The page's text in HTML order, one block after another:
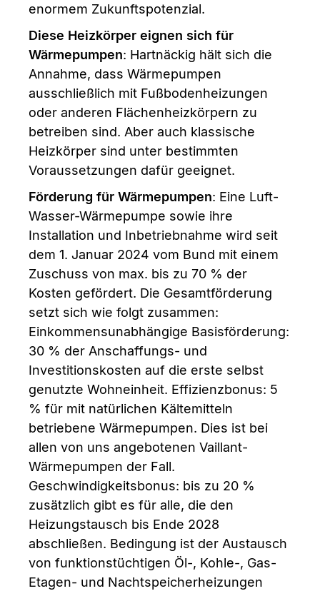
enormem Zukunftspotenzial.
Diese Heizkörper eignen sich für
Wärmepumpen: Hartnäckig hält sich die
Annahme, dass Wärmepumpen
ausschließlich mit Fußbodenheizungen
oder anderen Flächenheizkörpern zu
betreiben sind. Aber auch klassische
Heizkörper sind unter bestimmten
Voraussetzungen dafür geeignet.
Förderung für Wärmepumpen: Eine Luft-
Wasser-Wärmepumpe sowie ihre
Installation und Inbetriebnahme wird seit
dem 1. Januar 2024 vom Bund mit einem
Zuschuss von max. bis zu 70 % der
Kosten gefördert. Die Gesamtförderung
setzt sich wie folgt zusammen:
Einkommensunabhängige Basisförderung:
30 % der Anschaffungs- und
Investitionskosten auf die erste selbst
genutzte Wohneinheit. Effizienzbonus: 5
% für mit natürlichen Kältemitteln
betriebene Wärmepumpen. Dies ist bei
allen von uns angebotenen Vaillant-
Wärmepumpen der Fall.
Geschwindigkeitsbonus: bis zu 20 %
zusätzlich gibt es für alle, die den
Heizungstausch bis Ende 2028
abschließen. Bedingung ist der Austausch
von funktionstüchtigen Öl-, Kohle-, Gas-
Etagen- und Nachtspeicherheizungen